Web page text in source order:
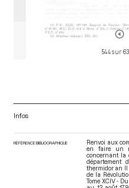
544 sur
Infos
RÉFÉRENCE BIBLIOGRAPHIQUE
Renvoi aux
en faire un
concernant la
département
thermidor an II
de la
Tome XCIV -